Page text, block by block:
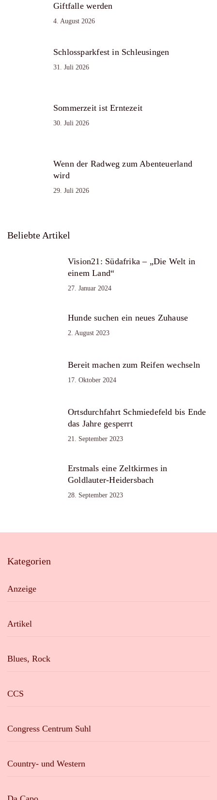
Giftfalle werden
4. August 2026
Schlossparkfest in Schleusingen
31. Juli 2026
Sommerzeit ist Erntezeit
30. Juli 2026
Wenn der Radweg zum Abenteuerland
wird
29. Juli 2026
Beliebte Artikel
Vision21: Südafrika – „Die Welt in
einem Land“
27. Januar 2024
Hunde suchen ein neues Zuhause
2. August 2023
Bereit machen zum Reifen wechseln
17. Oktober 2024
Ortsdurchfahrt Schmiedefeld bis Ende
das Jahre gesperrt
21. September 2023
Erstmals eine Zeltkirmes in
Goldlauter-Heidersbach
28. September 2023
Kategorien
Anzeige
Artikel
Blues, Rock
CCS
Congress Centrum Suhl
Country- und Western